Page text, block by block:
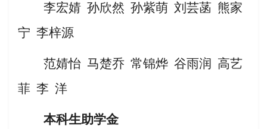
李宏婧 孙欣然 孙紫萌 刘芸菡 熊家
宁 李梓源
范婧怡 马楚乔 常锦烨 谷雨润 高艺
菲 李 洋
本科生助学金